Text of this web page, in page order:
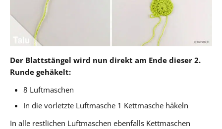
Der Blattstängel wird nun direkt am Ende dieser 2.
Runde gehäkelt:
8 Luftmaschen
In die vorletzte Luftmasche 1 Kettmasche häkeln
In alle restlichen Luftmaschen ebenfalls Kettmaschen